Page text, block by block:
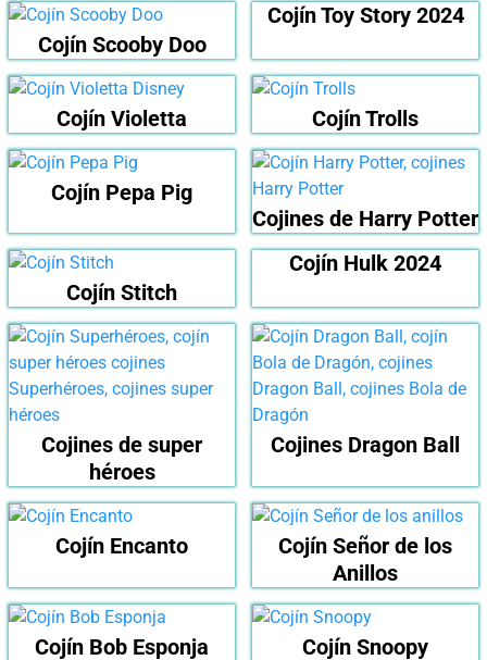
Cojín Scooby Doo
Cojín Toy Story 2024
Cojín Violetta Cojín Trolls
Cojín Pepa Pig
Cojines de Harry Potter
Cojín Stitch
Cojín Hulk 2024
Cojines de super
héroes
Cojines Dragon Ball
Cojín Encanto
Cojín Señor de los
Anillos
Cojín Bob Esponja Cojín Snoopy